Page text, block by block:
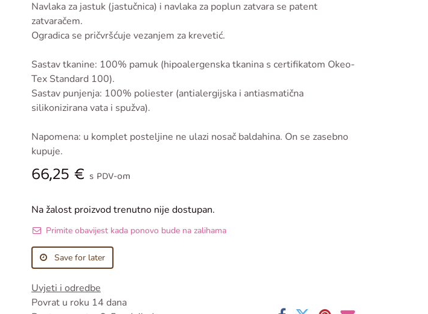
Navlaka za jastuk (jastučnica) i navlaka za poplun zatvara se patent
zatvaračem.
Ogradica se pričvršćuje vezanjem za krevetić.
Sastav tkanine: 100% pamuk (hipoalergenska tkanina s certifikatom Okeo-
Tex Standard 100).
Sastav punjenja: 100% poliester (antialergijska i antiasmatična
silikonizirana vata i spužva).
Napomena: u komplet posteljine ne ulazi nosač baldahina. On se zasebno
kupuje.
66,25€ s PDV-om
Na žalost proizvod trenutno nije dostupan.
Primite obavijest kada ponovo bude na zalihama
Save for later
Uvjeti i odredbe
Povrat u roku 14 dana